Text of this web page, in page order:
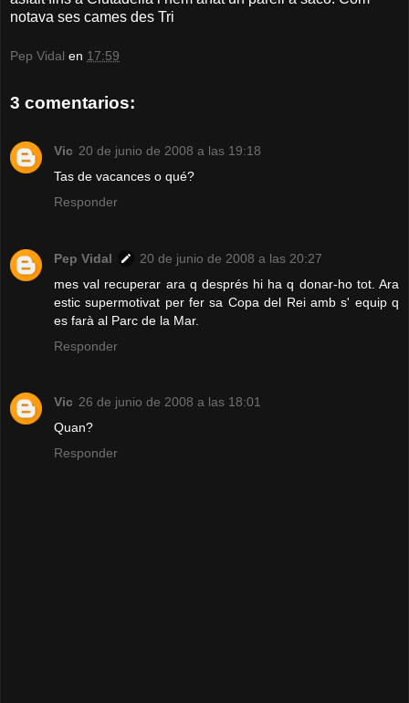
notava ses cames des Tri
Pep Vidal en 17:59
3 comentarios:
Vic 20 de junio de 2008 a las 19:18
Tas de vacances o qué?
Responder
Pep Vidal
20 de junio de 2008 a las 20:27
mes val recuperar ara q després hi ha q donar-ho tot. Ara
estic supermotivat per fer sa Copa del Rei amb s' equip q
es farà al Parc de la Mar.
Responder
Vic 26 de junio de 2008 a las 18:01
Quan?
Responder